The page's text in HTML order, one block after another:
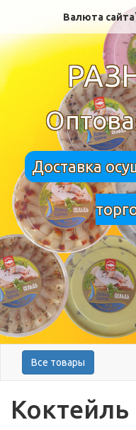
Валюта сайта
Доставка
Все товары
Коктейль